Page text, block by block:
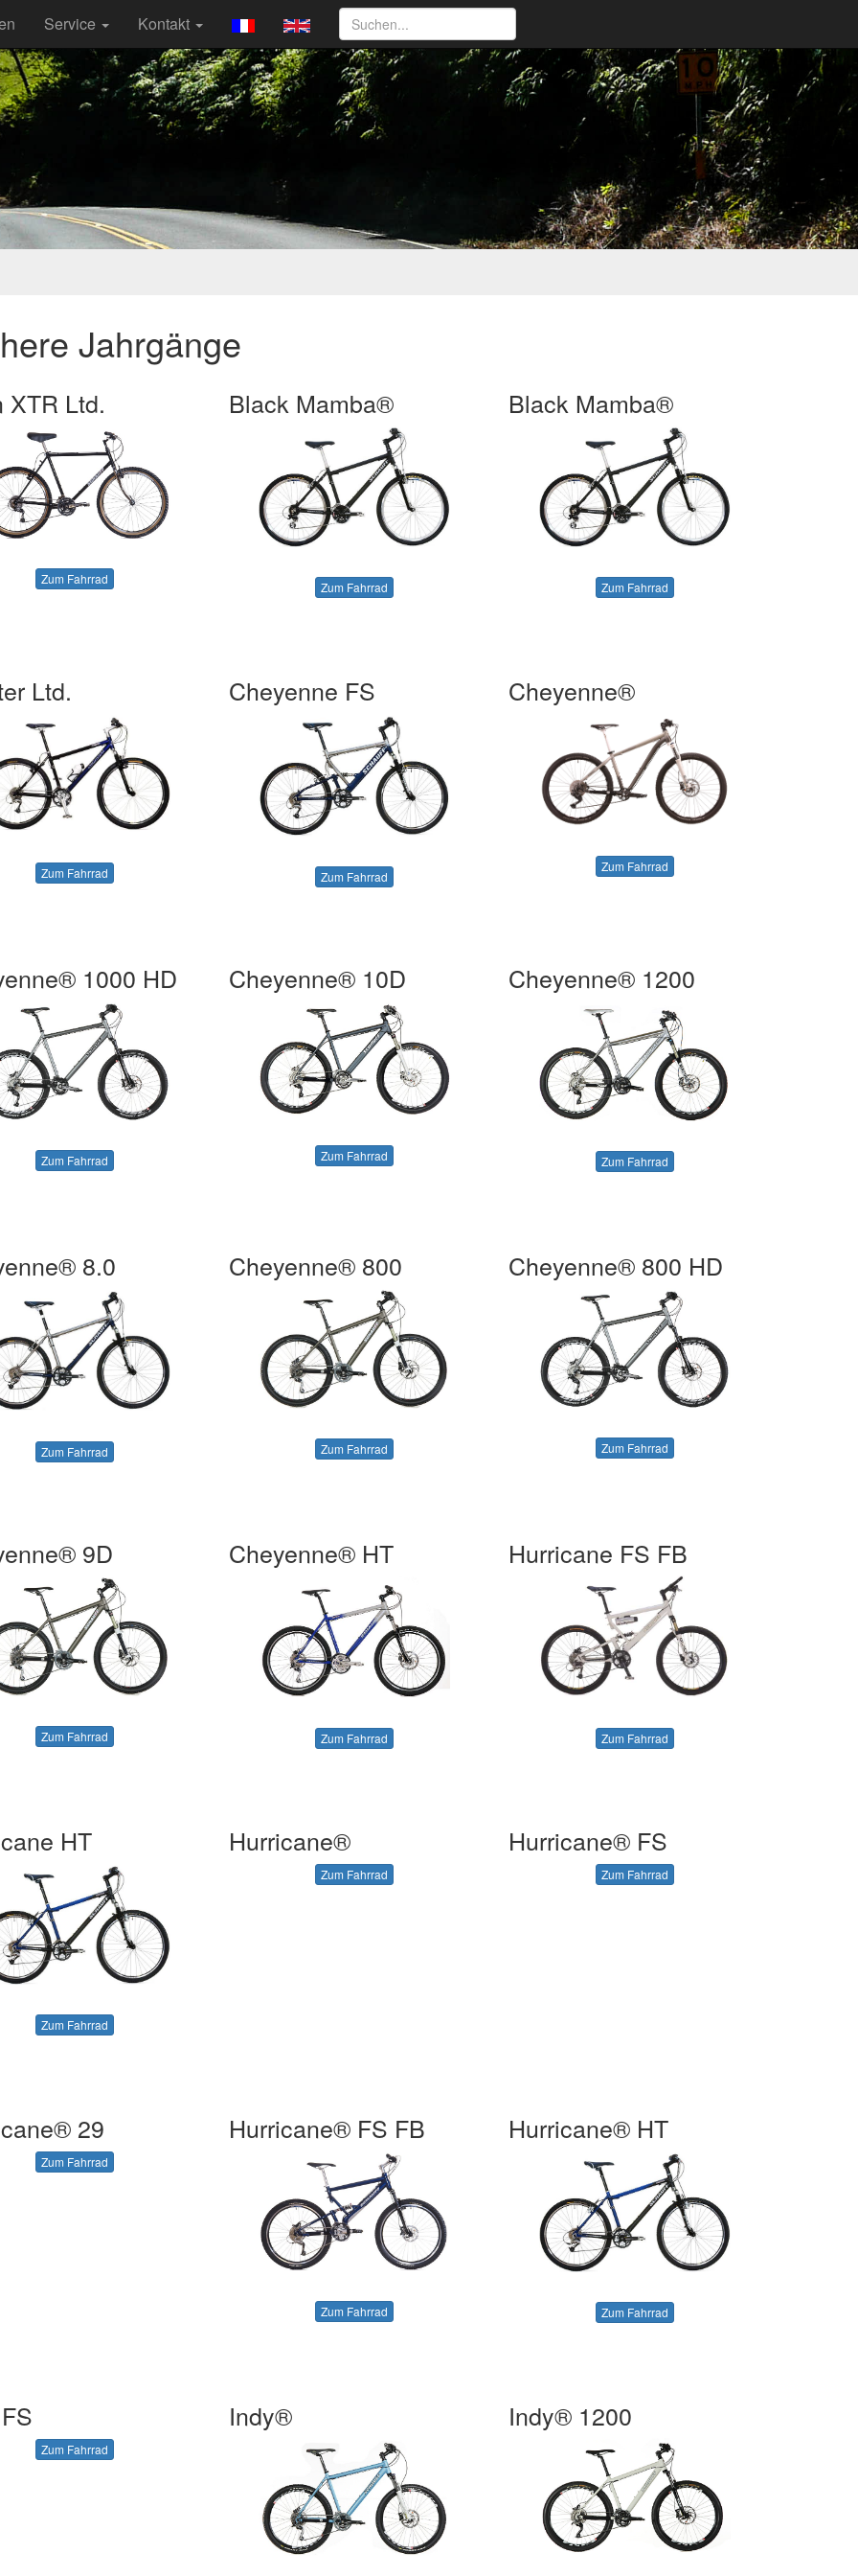
Service Kontakt
Jahrgänge
XTR Ltd.
Zum Fahrrad
Black Mamba®
Zum Fahrrad
Black Mamba®
Zum Fahrrad
Ltd.
Zum Fahrrad
Cheyenne FS
Zum Fahrrad
Cheyenne®
Zum Fahrrad
1000 HD
Zum Fahrrad
Cheyenne® 10D
Zum Fahrrad
Cheyenne® 1200
Zum Fahrrad
8.0
Zum Fahrrad
Cheyenne® 800
Zum Fahrrad
Cheyenne® 800 HD
Zum Fahrrad
9D
Zum Fahrrad
Cheyenne® HT
Zum Fahrrad
Hurricane FS FB
Zum Fahrrad
HT
Zum Fahrrad
Hurricane®
Zum Fahrrad
Hurricane® FS
Zum Fahrrad
29
Zum Fahrrad
Hurricane® FS FB
Zum Fahrrad
Hurricane® HT
Zum Fahrrad
Zum Fahrrad
Indy® Indy® 1200